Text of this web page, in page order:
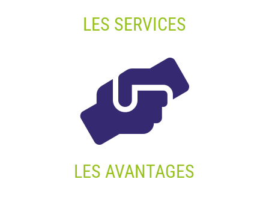
LES SERVICES

LES AVANTAGES